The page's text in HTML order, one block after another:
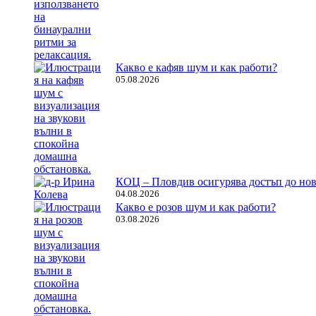
Какво е кафяв шум и как работи?
05.08.2026
КОЦ – Пловдив осигурява достъп до
04.08.2026
Какво е розов шум и как работи?
03.08.2026